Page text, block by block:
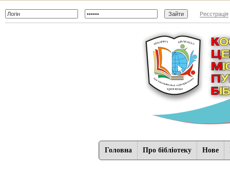
Реєстрація
Головна Про бібліотеку Нове